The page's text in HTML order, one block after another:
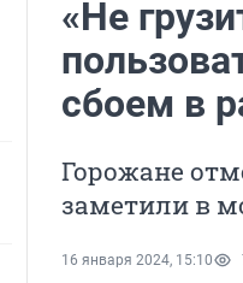
«Не
сбоем в
Горожане
заметили в
16 января 2024, 15:10